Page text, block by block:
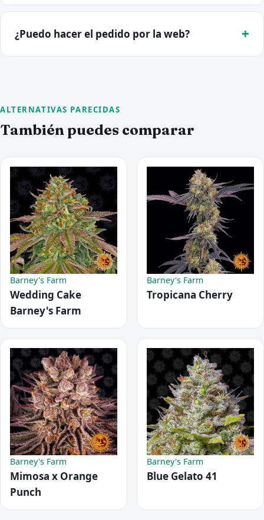
¿Puedo hacer el pedido por la web?
ALTERNATIVAS PARECIDAS
También puedes comparar
Barney's Farm
Wedding Cake
Barney's Farm
Barney's Farm
Tropicana Cherry
Barney's Farm
Mimosa x Orange
Punch
Barney's Farm
Blue Gelato 41